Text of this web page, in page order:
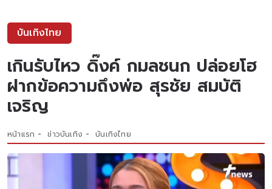
บันเทิงไทย
เกินรับไหว ดิ๊งค์ กมลชนก ปล่อยโฮ
ฝากข้อความถึงพ่อ สุรชัย สมบัติ
เจริญ
หน้าแรก ข่าวบันเทิง บันเทิงไทย